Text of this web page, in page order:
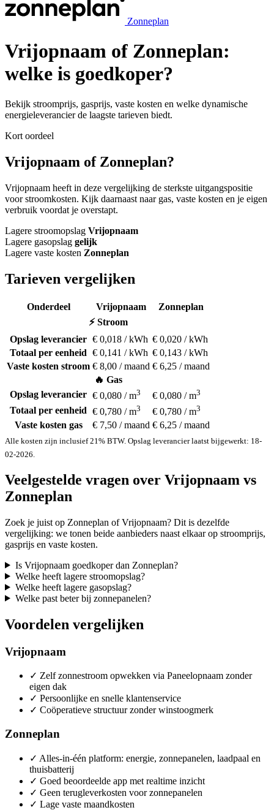
Zonneplan
Vrijopnaam of Zonneplan:
welke is goedkoper?
Bekijk stroomprijs, gasprijs, vaste kosten en welke dynamische
energieleverancier de laagste tarieven biedt.
Kort oordeel
Vrijopnaam of Zonneplan?
Vrijopnaam heeft in deze vergelijking de sterkste uitgangspositie
voor stroomkosten. Kijk daarnaast naar gas, vaste kosten en je eigen
verbruik voordat je overstapt.
Lagere stroomopslag Vrijopnaam
Lagere gasopslag gelijk
Lagere vaste kosten Zonneplan
Tarieven vergelijken
Onderdeel Vrijopnaam
Zonneplan
⚡ Stroom
Opslag leverancier € 0,018 / kWh € 0,020 / kWh
Totaal per eenheid € 0,141 / kWh € 0,143 / kWh
Vaste kosten stroom € 8,00 / maand € 6,25 / maand
🔥 Gas
Opslag leverancier € 0,080 / m3 € 0,080 / m3
Totaal per eenheid € 0,780 / m3 € 0,780 / m3
Vaste kosten gas € 7,50 / maand € 6,25 / maand
Alle kosten zijn inclusief 21% BTW. Opslag leverancier laatst bijgewerkt: 18-
02-2026.
Veelgestelde vragen over Vrijopnaam vs
Zonneplan
Zoek je juist op Zonneplan of Vrijopnaam? Dit is dezelfde
vergelijking: we tonen beide aanbieders naast elkaar op stroomprijs,
gasprijs en vaste kosten.
Is Vrijopnaam goedkoper dan Zonneplan?
Welke heeft lagere stroomopslag?
Welke heeft lagere gasopslag?
Welke past beter bij zonnepanelen?
Voordelen vergelijken
Vrijopnaam
✓ Zelf zonnestroom opwekken via Paneelopnaam zonder
eigen dak
✓ Persoonlijke en snelle klantenservice
✓ Coöperatieve structuur zonder winstoogmerk
Zonneplan
✓ Alles-in-één platform: energie, zonnepanelen, laadpaal en
thuisbatterij
✓ Goed beoordeelde app met realtime inzicht
✓ Geen terugleverkosten voor zonnepanelen
✓ Lage vaste maandkosten